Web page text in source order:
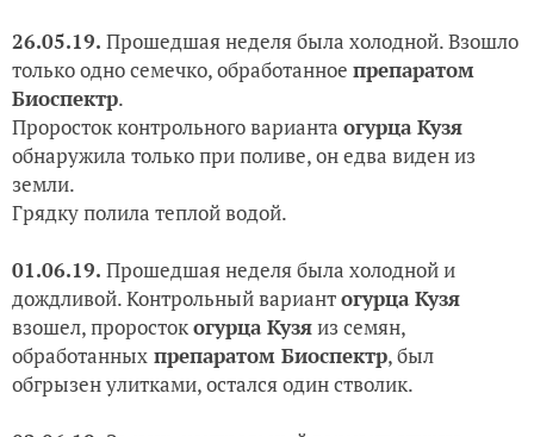
26.05.19. Прошедшая неделя была холодной. Взошло
только одно семечко, обработанное препаратом
Биоспектр.
Проросток контрольного варианта огурца Кузя
обнаружила только при поливе, он едва виден из
земли.
Грядку полила теплой водой.
01.06.19. Прошедшая неделя была холодной и
дождливой. Контрольный вариантогурца Кузя
взошел, проростокогурца Кузяиз семян,
обработанных препаратом Биоспектр, был
обгрызен улитками, остался один стволик.